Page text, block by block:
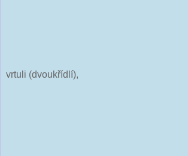
vrtuli (dvoukřídlí),